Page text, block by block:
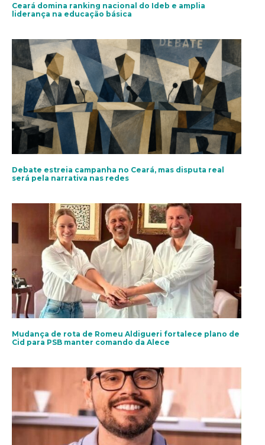
Ceará domina ranking nacional do Ideb e amplia
liderança na educação básica
Debate estreia campanha no Ceará, mas disputa real
será pela narrativa nas redes
Mudança de rota de Romeu Aldigueri fortalece plano de
Cid para PSB manter comando da Alece